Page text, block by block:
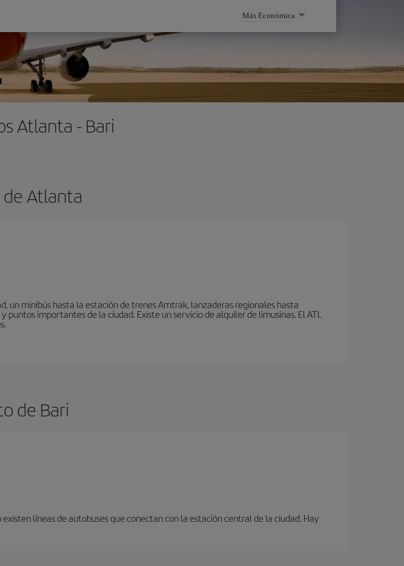
Más Económica
Atlanta - Bari
Atlanta
un minibús hasta la estación de trenes Amtrak, lanzaderas regionales hasta
importantes de la ciudad. Existe un servicio de alquiler de limusinas. El ATL
de Bari
líneas de autobuses que conectan con la estación central de la ciudad. Hay